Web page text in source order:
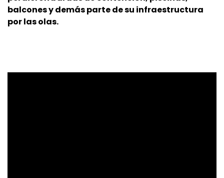
balcones y demás parte de su infraestructura
por las olas.